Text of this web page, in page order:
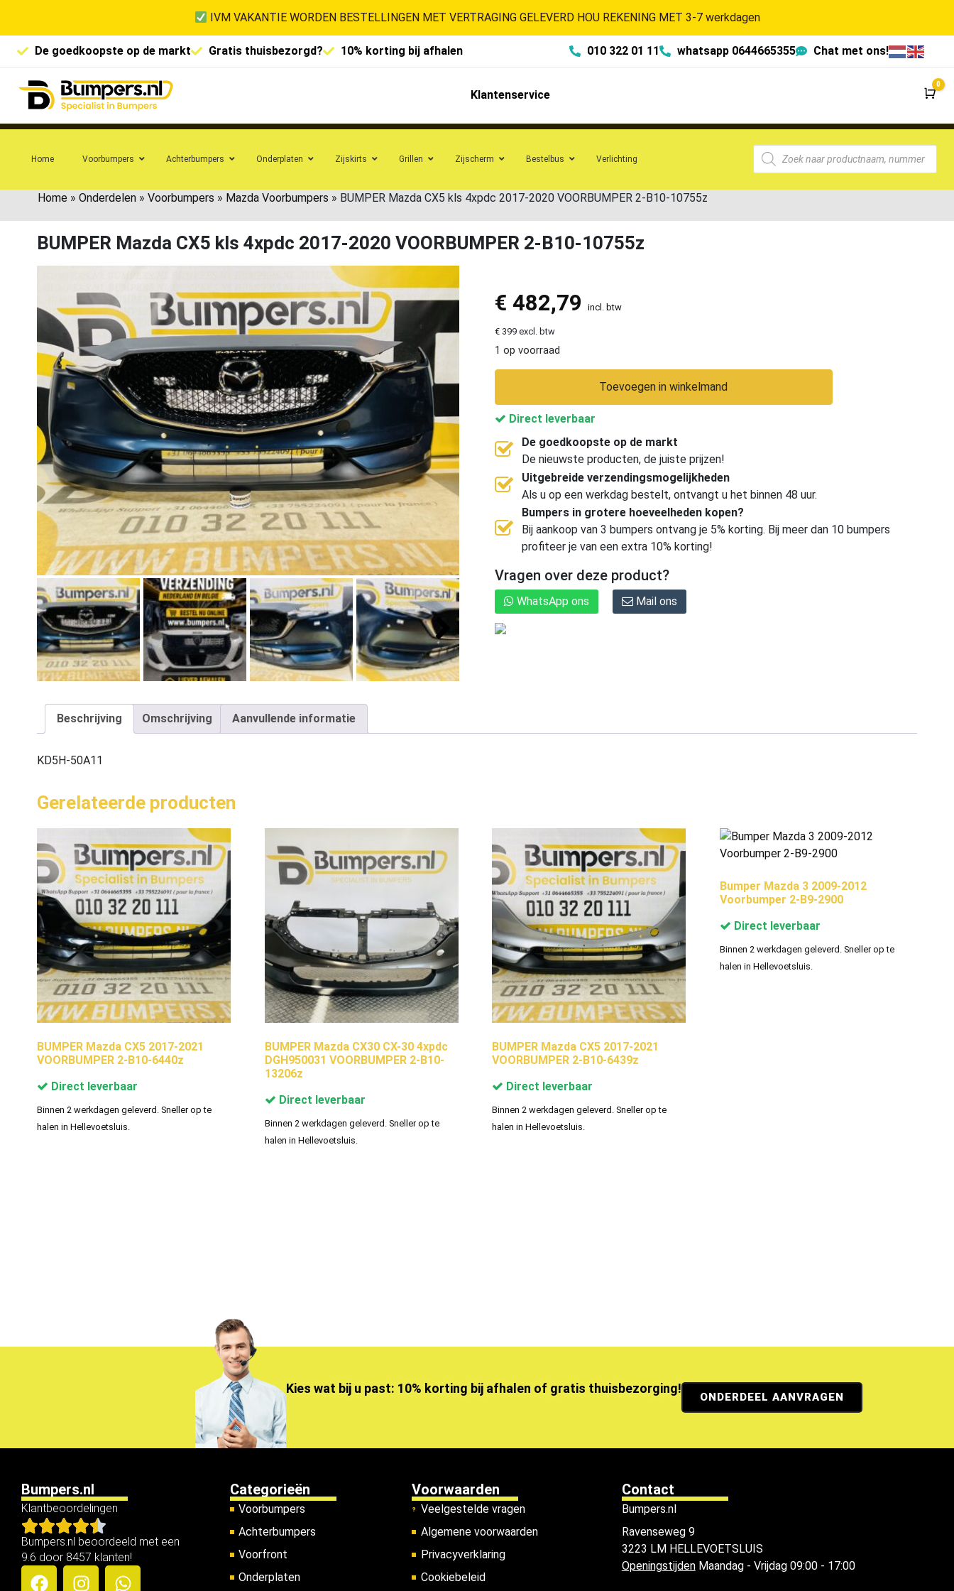
IVM VAKANTIE WORDEN BESTELLINGEN MET VERTRAGING GELEVERD HOU REKENING MET 3-7 werkdagen
De goedkoopste op de markt Gratis thuisbezorgd? 10% korting bij afhalen 010 322 01 11 whatsapp 0644665355 Chat met ons!
Klantenservice
0
Home Voorbumpers Achterbumpers Onderplaten Zijskirts Grillen Zijscherm Bestelbus Verlichting
Home » Onderdelen » Voorbumpers » Mazda Voorbumpers » BUMPER Mazda CX5 kls 4xpdc 2017-2020 VOORBUMPER 2-B10-10755z
BUMPER Mazda CX5 kls 4xpdc 2017-2020 VOORBUMPER 2-B10-10755z
€ 482,79 incl. btw
€ 399 excl. btw
1 op voorraad
Toevoegen in winkelmand
Direct leverbaar
De goedkoopste op de markt
De nieuwste producten, de juiste prijzen!
Uitgebreide verzendingsmogelijkheden
Als u op een werkdag bestelt, ontvangt u het binnen 48 uur.
Bumpers in grotere hoeveelheden kopen?
Bij aankoop van 3 bumpers ontvang je 5% korting. Bij meer dan 10 bumpers
profiteer je van een extra 10% korting!
Vragen over deze product?
WhatsApp ons Mail ons
Beschrijving Omschrijving Aanvullende informatie
KD5H-50A11
Gerelateerde producten
BUMPER Mazda CX5 2017-2021
VOORBUMPER 2-B10-6440z
Direct leverbaar
Binnen 2 werkdagen geleverd. Sneller op te
halen in Hellevoetsluis.
BUMPER Mazda CX30 CX-30 4xpdc
DGH950031 VOORBUMPER 2-B10-
13206z
Direct leverbaar
Binnen 2 werkdagen geleverd. Sneller op te
halen in Hellevoetsluis.
BUMPER Mazda CX5 2017-2021
VOORBUMPER 2-B10-6439z
Direct leverbaar
Binnen 2 werkdagen geleverd. Sneller op te
halen in Hellevoetsluis.
Bumper Mazda 3 2009-2012
Voorbumper 2-B9-2900
Direct leverbaar
Binnen 2 werkdagen geleverd. Sneller op te
halen in Hellevoetsluis.
Kies wat bij u past: 10% korting bij afhalen of gratis thuisbezorging!
ONDERDEEL AANVRAGEN
Bumpers.nl
Klantbeoordelingen
Bumpers.nl beoordeeld met een
9.6 door 8457 klanten!
Categorieën
Voorbumpers
Achterbumpers
Voorfront
Onderplaten
Voorwaarden
Veelgestelde vragen
Algemene voorwaarden
Privacyverklaring
Cookiebeleid
Contact
Bumpers.nl
Ravenseweg 9
3223 LM HELLEVOETSLUIS
OpeningstijdenMaandag - Vrijdag 09:00 - 17:00